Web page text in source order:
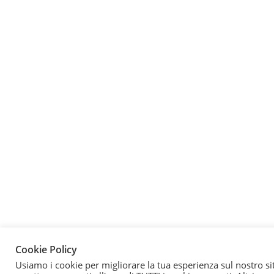
Cookie Policy
Usiamo i cookie per migliorare la tua esperienza sul nostro